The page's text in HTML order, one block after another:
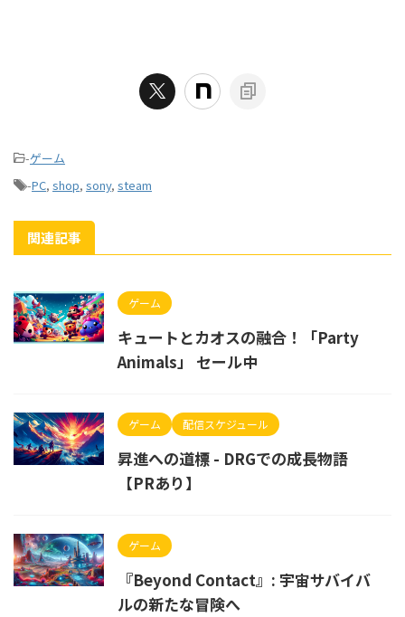
-ゲーム
-PC, shop, sony, steam
関連記事
ゲーム
キュートとカオスの融合！「Party
Animals」 セール中
ゲーム 配信スケジュール
昇進への道標 - DRGでの成長物語
【PRあり】
ゲーム
『Beyond Contact』: 宇宙サバイバ
ルの新たな冒険へ